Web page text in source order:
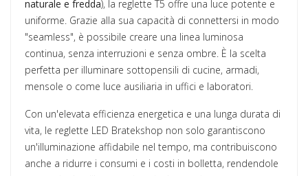
naturale e fredda), la reglette T5 offre una luce potente e
uniforme. Grazie alla sua capacità di connettersi in modo
"seamless", è possibile creare una linea luminosa
continua, senza interruzioni e senza ombre. È la scelta
perfetta per illuminare sottopensili di cucine, armadi,
mensole o come luce ausiliaria in uffici e laboratori.
Con un'elevata efficienza energetica e una lunga durata di
vita, le reglette LED Bratekshop non solo garantiscono
un'illuminazione affidabile nel tempo, ma contribuiscono
anche a ridurre i consumi e i costi in bolletta, rendendole